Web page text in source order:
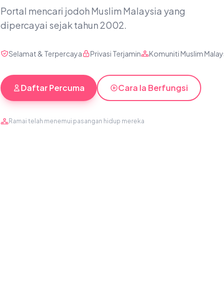
Portal mencari jodoh Muslim Malaysia yang
dipercayai sejak tahun 2002.
Selamat & Terpercaya Privasi Terjamin Komuniti Muslim
Daftar Percuma Cara Ia Berfungsi
Ramai telah menemui pasangan hidup mereka